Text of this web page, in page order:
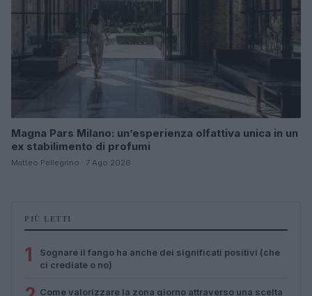
Magna Pars Milano: un’esperienza olfattiva unica in un
ex stabilimento di profumi
Matteo Pellegrino · 7 Ago 2026
PIÙ LETTI
1
Sognare il fango ha anche dei significati positivi (che
ci crediate o no)
Come valorizzare la zona giorno attraverso una scelta